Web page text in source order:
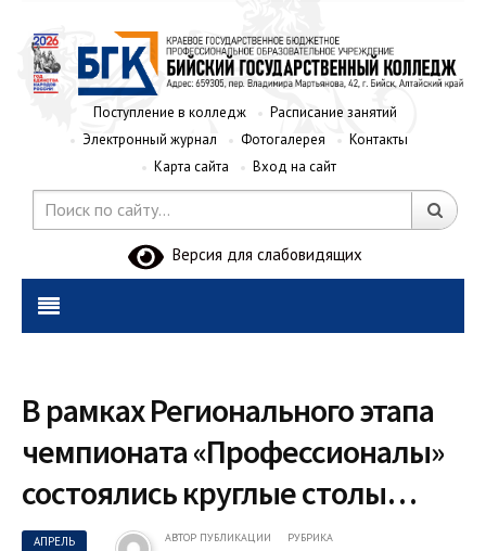
Поступление в колледж
Расписание занятий
Электронный журнал
Фотогалерея
Контакты
Карта сайта
Вход на сайт
Версия для слабовидящих
В рамках Регионального этапа
чемпионата «Профессионалы»
состоялись круглые столы…
АПРЕЛЬ АВТОР ПУБЛИКАЦИИ РУБРИКА